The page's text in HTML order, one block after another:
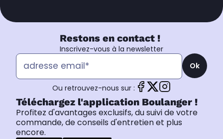
Restons en contact !
Inscrivez-vous à la newsletter
Ok
Ou retrouvez-nous sur :
Téléchargez l'application Boulanger !
Profitez d'avantages exclusifs, du suivi de votre
commande, de conseils d'entretien et plus
encore.